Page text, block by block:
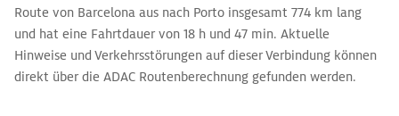
Route von Barcelona aus nach Porto insgesamt 774 km lang
und hat eine Fahrtdauer von 18 h und 47 min. Aktuelle
Hinweise und Verkehrsstörungen auf dieser Verbindung können
direkt über die ADAC Routenberechnung gefunden werden.